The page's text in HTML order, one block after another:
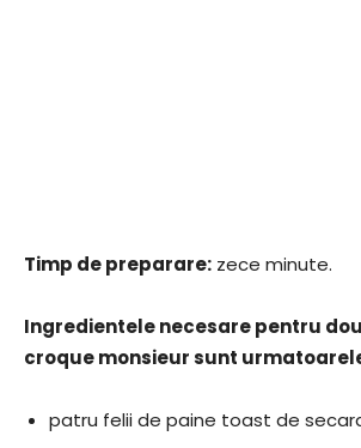
Timp de preparare: zece minute.
Ingredientele necesare pentru
croque monsieur sunt
patru felii de paine toast de